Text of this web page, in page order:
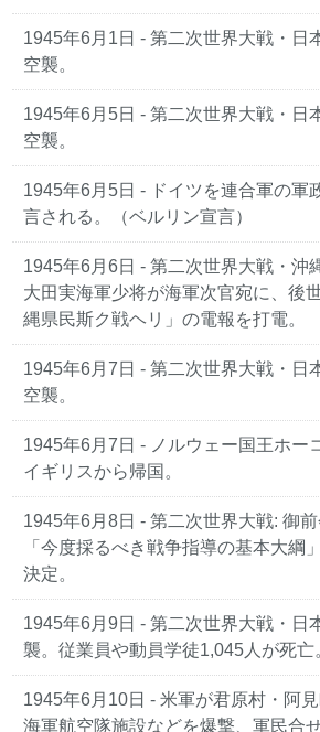
1945年6月1日 - 第二次世界大戦・日
空襲。
1945年6月5日 - 第二次世界大戦・日
空襲。
1945年6月5日 - ドイツを連合軍の軍
言される。（ベルリン宣言）
1945年6月6日 - 第二次世界大戦・沖
大田実海軍少将が海軍次官宛に、後
縄県民斯ク戦ヘリ」の電報を打電。
1945年6月7日 - 第二次世界大戦・日
空襲。
1945年6月7日 - ノルウェー国王ホー
イギリスから帰国。
1945年6月8日 - 第二次世界大戦: 御
「今度採るべき戦争指導の基本大綱
決定。
1945年6月9日 - 第二次世界大戦・日
襲。従業員や動員学徒1,045人が死亡
1945年6月10日 - 米軍が君原村・阿
海軍航空隊施設などを爆撃、軍民合